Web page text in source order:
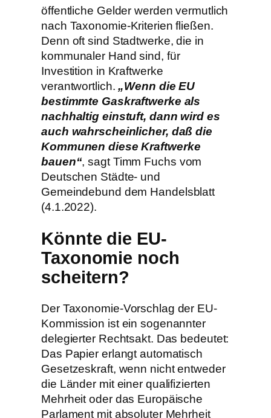
öffentliche Gelder werden vermutlich
nach Taxonomie-Kriterien fließen.
Denn oft sind Stadtwerke, die in
kommunaler Hand sind, für
Investition in Kraftwerke
verantwortlich.„Wenn die EU
bestimmte Gaskraftwerke als
nachhaltig einstuft, dann wird es
auch wahrscheinlicher, daß die
Kommunen diese Kraftwerke
bauen“, sagt Timm Fuchs vom
Deutschen Städte- und
Gemeindebund dem Handelsblatt
(4.1.2022).
Könnte die EU-
Taxonomie noch
scheitern?
Der Taxonomie-Vorschlag der EU-
Kommission ist ein sogenannter
delegierter Rechtsakt. Das bedeutet:
Das Papier erlangt automatisch
Gesetzeskraft, wenn nicht entweder
die Länder mit einer qualifizierten
Mehrheit oder das Europäische
Parlament mit absoluter Mehrheit